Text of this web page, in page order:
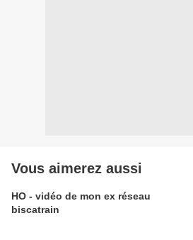
Vous aimerez aussi
HO - vidéo de mon ex réseau
biscatrain